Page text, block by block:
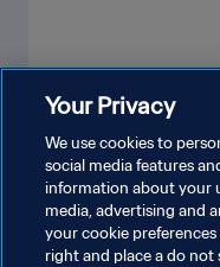
Your Privacy
We use cookies to
social media features
information about your
media, advertising and
your cookie
right and place a do not